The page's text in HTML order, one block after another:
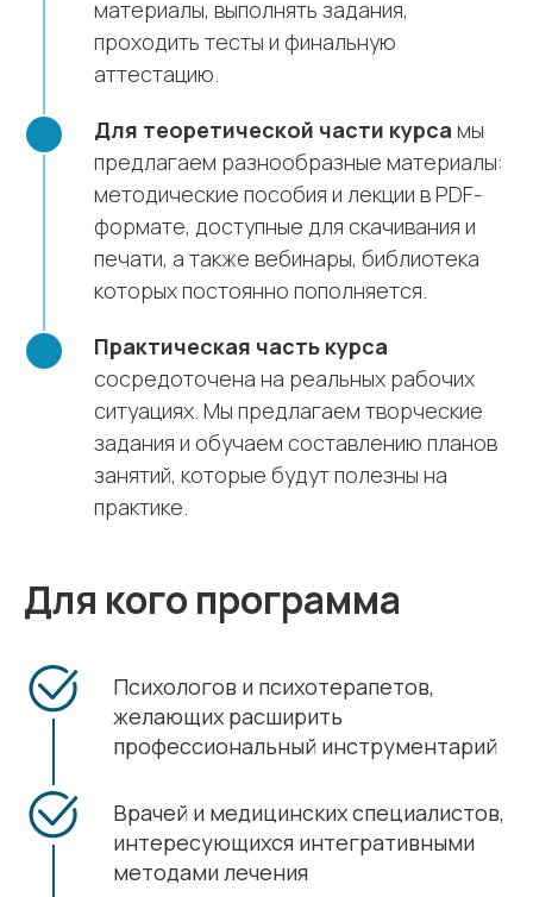
материалы, выполнять задания,
проходить тесты и финальную
аттестацию.
Для теоретической части курса мы
предлагаем разнообразные материалы:
методические пособия и лекции в PDF-
формате, доступные для скачивания и
печати, а также вебинары, библиотека
которых постоянно пополняется.
Практическая часть курса
сосредоточена на реальных рабочих
ситуациях. Мы предлагаем творческие
задания и обучаем составлению планов
занятий, которые будут полезны на
практике.
Для кого программа
Психологов и психотерапетов,
желающих расширить
профессиональный инструментарий
Врачей и медицинских специалистов,
интересующихся интегративными
методами лечения